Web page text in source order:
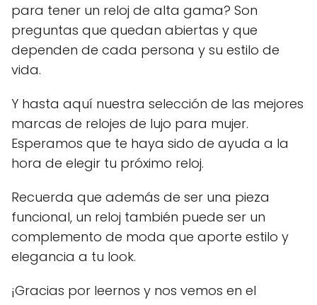
para tener un reloj de alta gama? Son
preguntas que quedan abiertas y que
dependen de cada persona y su estilo de
vida.
Y hasta aquí nuestra selección de las mejores
marcas de relojes de lujo para mujer.
Esperamos que te haya sido de ayuda a la
hora de elegir tu próximo reloj.
Recuerda que además de ser una pieza
funcional, un reloj también puede ser un
complemento de moda que aporte estilo y
elegancia a tu look.
¡Gracias por leernos y nos vemos en el